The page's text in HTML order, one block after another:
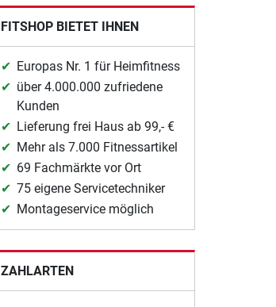
FITSHOP BIETET IHNEN
Europas Nr. 1 für Heimfitness
über 4.000.000 zufriedene
Kunden
Lieferung frei Haus ab 99,- €
Mehr als 7.000 Fitnessartikel
69 Fachmärkte vor Ort
75 eigene Servicetechniker
Montageservice möglich
ZAHLARTEN